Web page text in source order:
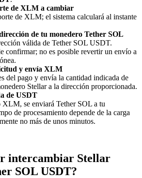
de XLM a cambiar
de XLM; el sistema calculará al instante
de tu monedero Tether SOL
válida de Tether SOL USDT.
confirmar; no es posible revertir un envío a
y envía XLM
del pago y envía la cantidad indicada de
Stellar a la dirección proporcionada.
de USDT
se enviará Tether SOL a tu
de procesamiento depende de la carga
no más de unos minutos.
intercambiar Stellar
SOL USDT?